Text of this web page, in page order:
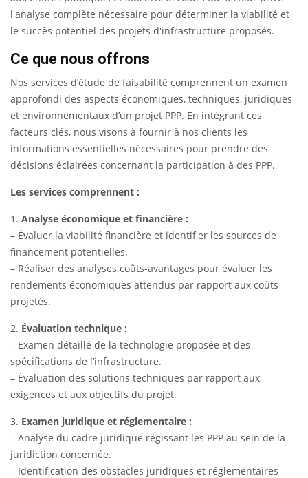
l'analyse complète nécessaire pour déterminer la viabilité et
le succès potentiel des projets d'infrastructure proposés.
Ce que nous offrons
Nos services d’étude de faisabilité comprennent un examen
approfondi des aspects économiques, techniques, juridiques
et environnementaux d’un projet PPP. En intégrant ces
facteurs clés, nous visons à fournir à nos clients les
informations essentielles nécessaires pour prendre des
décisions éclairées concernant la participation à des PPP.
Les services comprennent :
1. Analyse économique et financière :
– Évaluer la viabilité financière et identifier les sources de
financement potentielles.
– Réaliser des analyses coûts-avantages pour évaluer les
rendements économiques attendus par rapport aux coûts
projetés.
2. Évaluation technique :
– Examen détaillé de la technologie proposée et des
spécifications de l’infrastructure.
– Évaluation des solutions techniques par rapport aux
exigences et aux objectifs du projet.
3. Examen juridique et réglementaire :
– Analyse du cadre juridique régissant les PPP au sein de la
juridiction concernée.
– Identification des obstacles juridiques et réglementaires